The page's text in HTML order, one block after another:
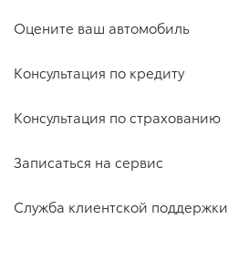
Оцените ваш автомобиль
Консультация по кредиту
Консультация по страхованию
Записаться на сервис
Служба клиентской поддержки